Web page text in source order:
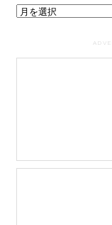
Archive